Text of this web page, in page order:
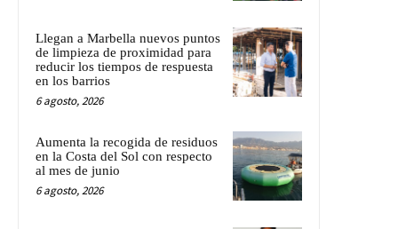
Llegan a Marbella nuevos puntos
de limpieza de proximidad para
reducir los tiempos de respuesta
en los barrios
6 agosto, 2026
Aumenta la recogida de residuos
en la Costa del Sol con respecto
al mes de junio
6 agosto, 2026